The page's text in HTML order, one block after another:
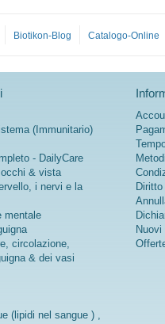
Biotikon-Blog Catalogo-Online
(Immunitario)
- DailyCare
& vista
i nervi e la
mentale
circolazione,
& dei vasi
(lipidi nel sangue ) ,
Nuovi